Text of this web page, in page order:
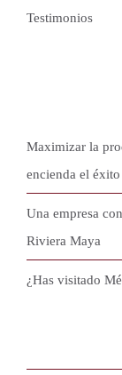
Testimonios
Maximizar la
encienda el
Una empresa
Riviera Maya
¿Has visitado